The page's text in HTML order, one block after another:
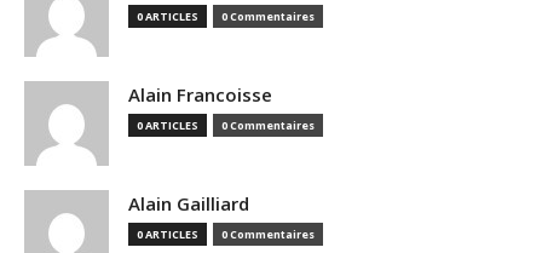
0 ARTICLES 0 Commentaires
Alain Francoisse
0 ARTICLES 0 Commentaires
Alain Gailliard
0 ARTICLES 0 Commentaires